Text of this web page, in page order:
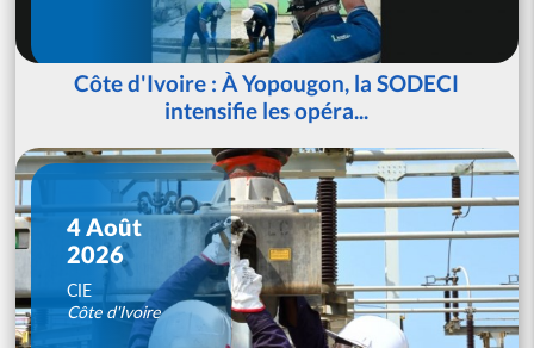
Côte d'Ivoire : À Yopougon, la SODECI
intensifie les opéra...
4 Août
2026
CIE
Côte d'Ivoire